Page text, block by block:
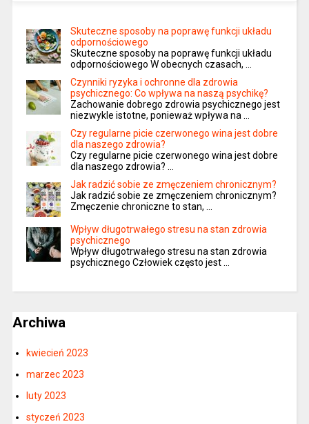
Skuteczne sposoby na poprawę funkcji układu
odpornościowego
Skuteczne sposoby na poprawę funkcji układu
odpornościowego W obecnych czasach, …
Czynniki ryzyka i ochronne dla zdrowia
psychicznego: Co wpływa na naszą psychikę?
Zachowanie dobrego zdrowia psychicznego jest
niezwykle istotne, ponieważ wpływa na …
Czy regularne picie czerwonego wina jest dobre
dla naszego zdrowia?
Czy regularne picie czerwonego wina jest dobre
dla naszego zdrowia? …
Jak radzić sobie ze zmęczeniem chronicznym?
Jak radzić sobie ze zmęczeniem chronicznym?
Zmęczenie chroniczne to stan, …
Wpływ długotrwałego stresu na stan zdrowia
psychicznego
Wpływ długotrwałego stresu na stan zdrowia
psychicznego Człowiek często jest …
Archiwa
kwiecień 2023
marzec 2023
luty 2023
styczeń 2023